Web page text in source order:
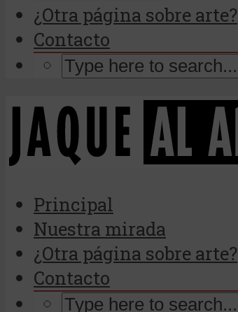
¿Otra página sobre arte?
Contacto
Principal
Nuestra mirada
¿Otra página sobre arte?
Contacto